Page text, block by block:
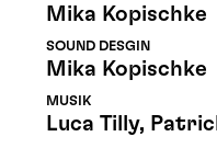
Mika Kopischke
SOUND DESGIN
Mika Kopischke
MUSIK
Luca Tilly,